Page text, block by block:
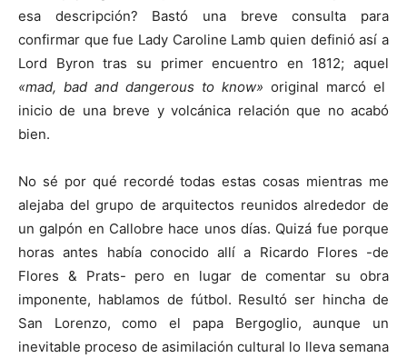
esa descripción? Bastó una breve consulta para
confirmar que fue Lady Caroline Lamb quien definió así a
Lord Byron tras su primer encuentro en 1812; aquel
«mad, bad and dangerous to know» original marcó el
inicio de una breve y volcánica relación que no acabó
bien.
No sé por qué recordé todas estas cosas mientras me
alejaba del grupo de arquitectos reunidos alrededor de
un galpón en Callobre hace unos días. Quizá fue porque
horas antes había conocido allí a Ricardo Flores -de
Flores & Prats- pero en lugar de comentar su obra
imponente, hablamos de fútbol. Resultó ser hincha de
San Lorenzo, como el papa Bergoglio, aunque un
inevitable proceso de asimilación cultural lo lleva semana